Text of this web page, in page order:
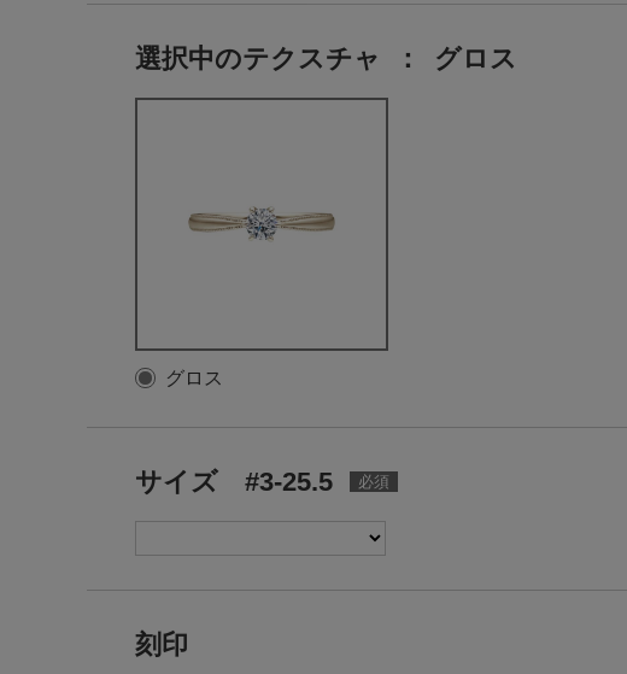
選択中のテクスチャ ： グロス
グロス
サイズ #3-25.5
刻印